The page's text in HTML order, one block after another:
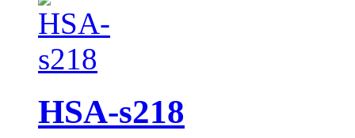
HSA-s218